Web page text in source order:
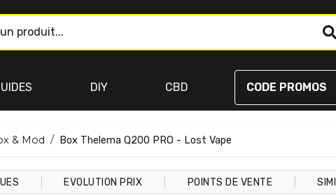
DIY CBD CODE PROMOS
& Mod Box Thelema Q200 PRO - Lost Vape
EVOLUTION PRIX POINTS DE VENTE